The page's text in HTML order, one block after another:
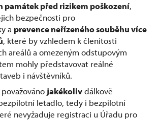
památek před rizikem poškození,
bezpečnosti pro
a prevence neřízeného souběhu více
, které by vzhledem k členitosti
areálů a omezeným odstupovým
mohly představovat reálné
i návštěvníků.
jakékolivdálkově
letadlo, tedy i bezpilotní
nevyžaduje registraci u Úřadu pro